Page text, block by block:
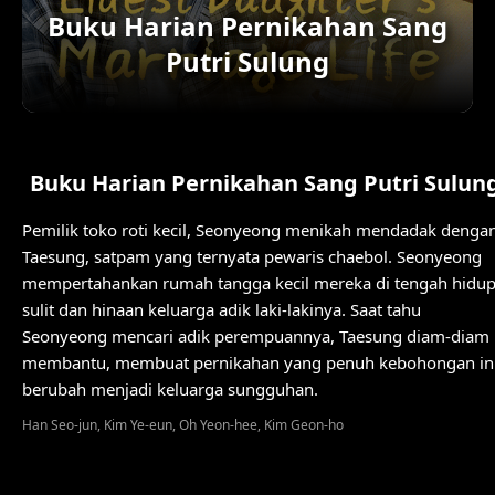
Buku Harian Pernikahan Sang
Putri Sulung
Buku Harian Pernikahan Sang Putri
Pemilik toko roti kecil, Seonyeong menikah mendadak
Taesung, satpam yang ternyata pewaris chaebol. Seonyeong
mempertahankan rumah tangga kecil mereka di tengah hidup
sulit dan hinaan keluarga adik laki-lakinya. Saat tahu
Seonyeong mencari adik perempuannya, Taesung diam-diam
membantu, membuat pernikahan yang penuh kebohongan
berubah menjadi keluarga sungguhan.
Han Seo-jun, Kim Ye-eun, Oh Yeon-hee, Kim Geon-ho